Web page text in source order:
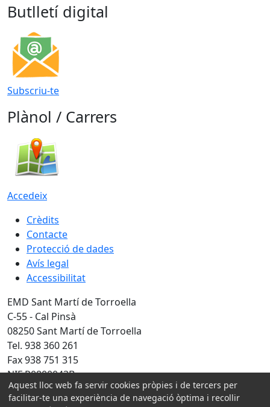
Butlletí digital
Subscriu-te
Plànol / Carrers
Accedeix
Crèdits
Contacte
Protecció de dades
Avís legal
Accessibilitat
EMD Sant Martí de Torroella
C-55 - Cal Pinsà
08250 Sant Martí de Torroella
Tel. 938 360 261
Fax 938 751 315
NIF P0800043B
Amb la col·laboració de:
Aquest lloc web fa servir cookies pròpies i de tercers per
facilitar-te una experiència de navegació òptima i recollir